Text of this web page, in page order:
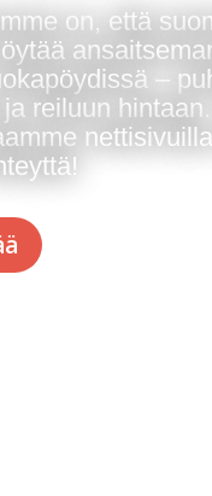
on, että
–
reiluun